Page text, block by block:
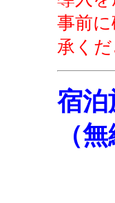
事前
承くだ
宿泊
（